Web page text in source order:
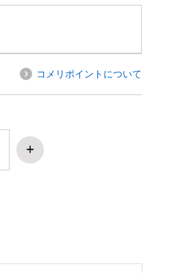
コメリポイントについて